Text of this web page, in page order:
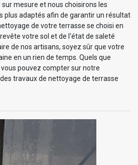
mesure et nous choisirons les
plus adaptés afin de garantir un résultat
de votre terrasse se choisi en
votre sol et de l'état de saleté
de nos artisans, soyez sûr que votre
en un rien de temps. Quels que
pouvez compter sur notre
travaux de nettoyage de terrasse